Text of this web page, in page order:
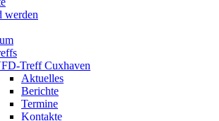
werden
Treff Cuxhaven
Aktuelles
Berichte
Termine
Kontakte